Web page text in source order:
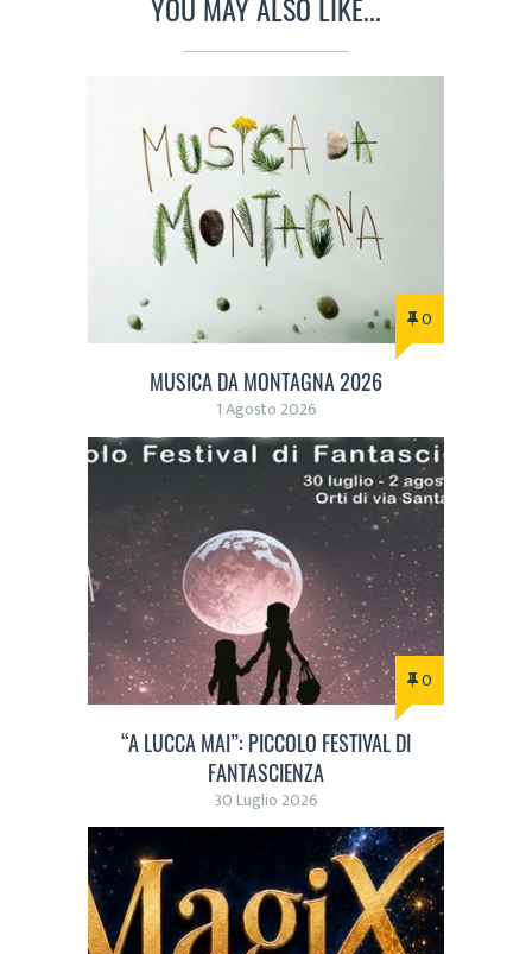
0
MUSICA DA MONTAGNA 2026
1 Agosto 2026
0
“A LUCCA MAI”: PICCOLO FESTIVAL DI
FANTASCIENZA
30 Luglio 2026